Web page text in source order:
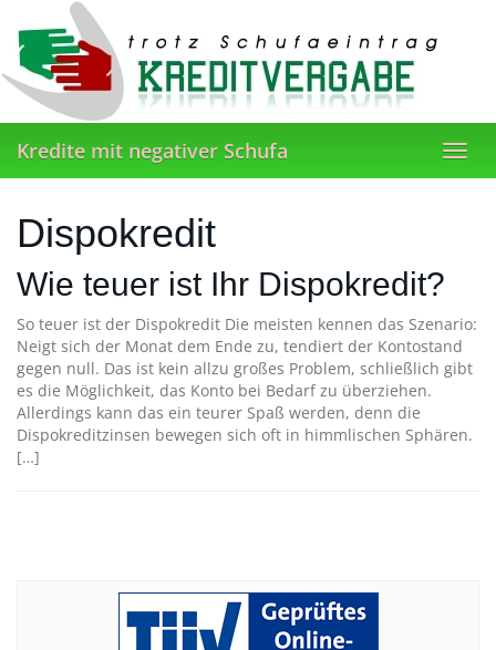
main
content
Kredite mit negativer Schufa
Dispokredit
Wie teuer ist Ihr Dispokredit?
So teuer ist der Dispokredit Die meisten kennen das Szenario:
Neigt sich der Monat dem Ende zu, tendiert der Kontostand
gegen null. Das ist kein allzu großes Problem, schließlich gibt
es die Möglichkeit, das Konto bei Bedarf zu überziehen.
Allerdings kann das ein teurer Spaß werden, denn die
Dispokreditzinsen bewegen sich oft in himmlischen Sphären.
[…]